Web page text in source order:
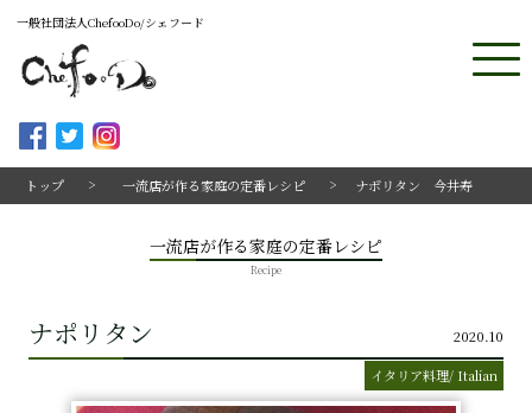
一般社団法人ChefooDo/シェフード
トップ 一流店が作る家庭の定番レシピ ナポリタン 今井寿
一流店が作る家庭の定番レシピ
Recipe
ナポリタン 2020.10
イタリア料理/ Italian